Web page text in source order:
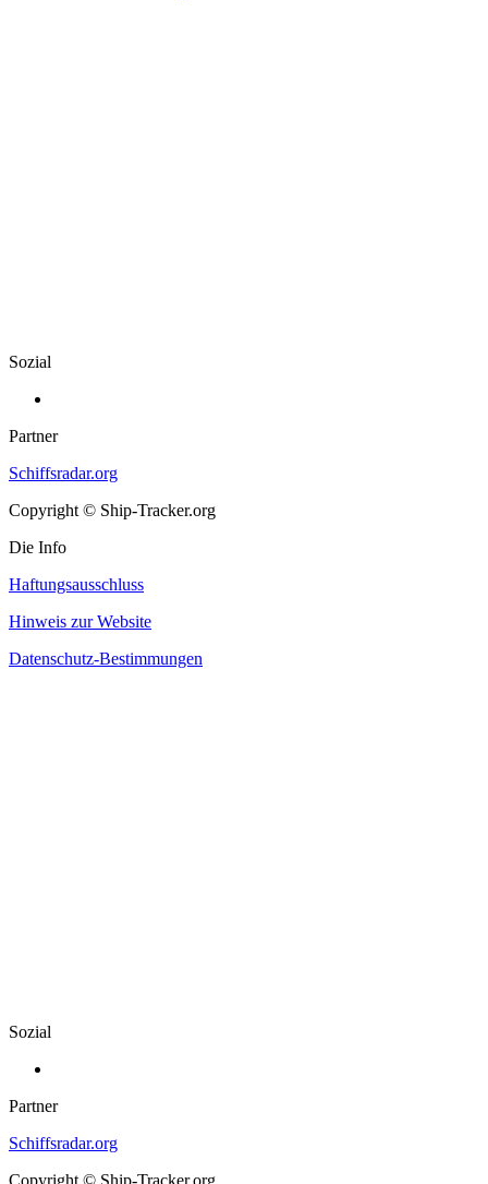
Sozial
Partner
Schiffsradar.org
Copyright © Ship-Tracker.org
Die Info
Haftungsausschluss
Hinweis zur Website
Datenschutz-Bestimmungen
Sozial
Partner
Schiffsradar.org